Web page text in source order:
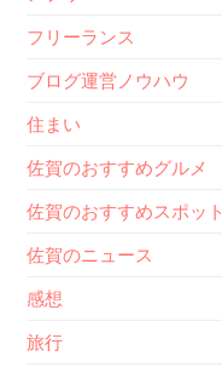
フリーランス
ブログ運営ノウハウ
住まい
佐賀のおすすめグルメ
佐賀のおすすめスポット
佐賀のニュース
感想
旅行